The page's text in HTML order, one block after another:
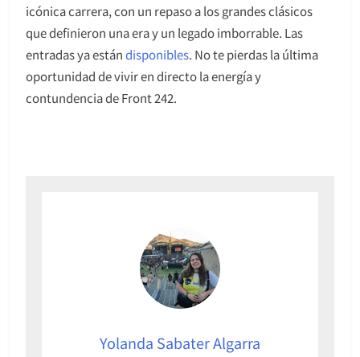
icónica carrera, con un repaso a los grandes clásicos
que definieron una era y un legado imborrable. Las
entradas ya estándisponibles. No te pierdas la última
oportunidad de vivir en directo la energía y
contundencia de Front 242.
Yolanda Sabater Algarra